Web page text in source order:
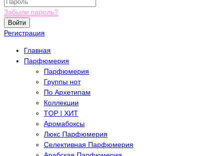
Забыли пароль?
Войти
Регистрация
Главная
Парфюмерия
Парфюмерия
Группы нот
По Архетипам
Коллекции
TOP | ХИТ
Аромабоксы
Люкс Парфюмерия
Селективная Парфюмерия